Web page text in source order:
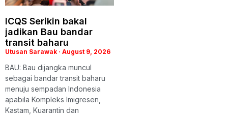
ICQS Serikin bakal
jadikan Bau bandar
transit baharu
Utusan Sarawak August 9, 2026
BAU: Bau dijangka muncul
sebagai bandar transit baharu
menuju sempadan Indonesia
apabila Kompleks Imigresen,
Kastam, Kuarantin dan